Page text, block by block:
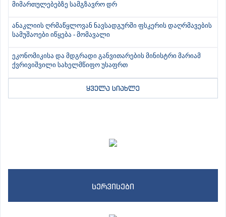
მიმართულებებზე სამგზავრო დრ
ანაკლიის ღრმაწყლოვან ნავსადგურში ფსკერის დაღრმავების
სამუშაოები იწყება - მომავალი
ეკონომიკისა და მდგრადი განვითარების მინისტრი მარიამ
ქვრივიშვილი სახელმწიფო უსაფრთ
ყველა სიახლე
სერვისები